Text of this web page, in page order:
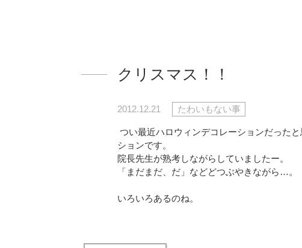
クリスマス！！
2012.12.21 たわいもない事
つい最近ハロウィンデコレーションだった
ションです。
院長先生が熟考しながらしていましたー。
「まだまだ、だ」などどつぶやきながら…。
いろいろあるのね。